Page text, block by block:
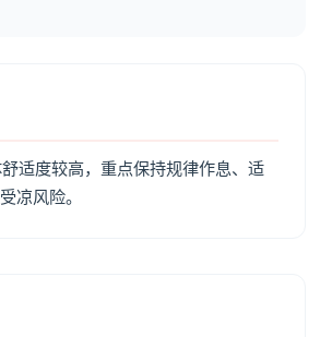
适度较高，重点保持规律作息、适
凉风险。